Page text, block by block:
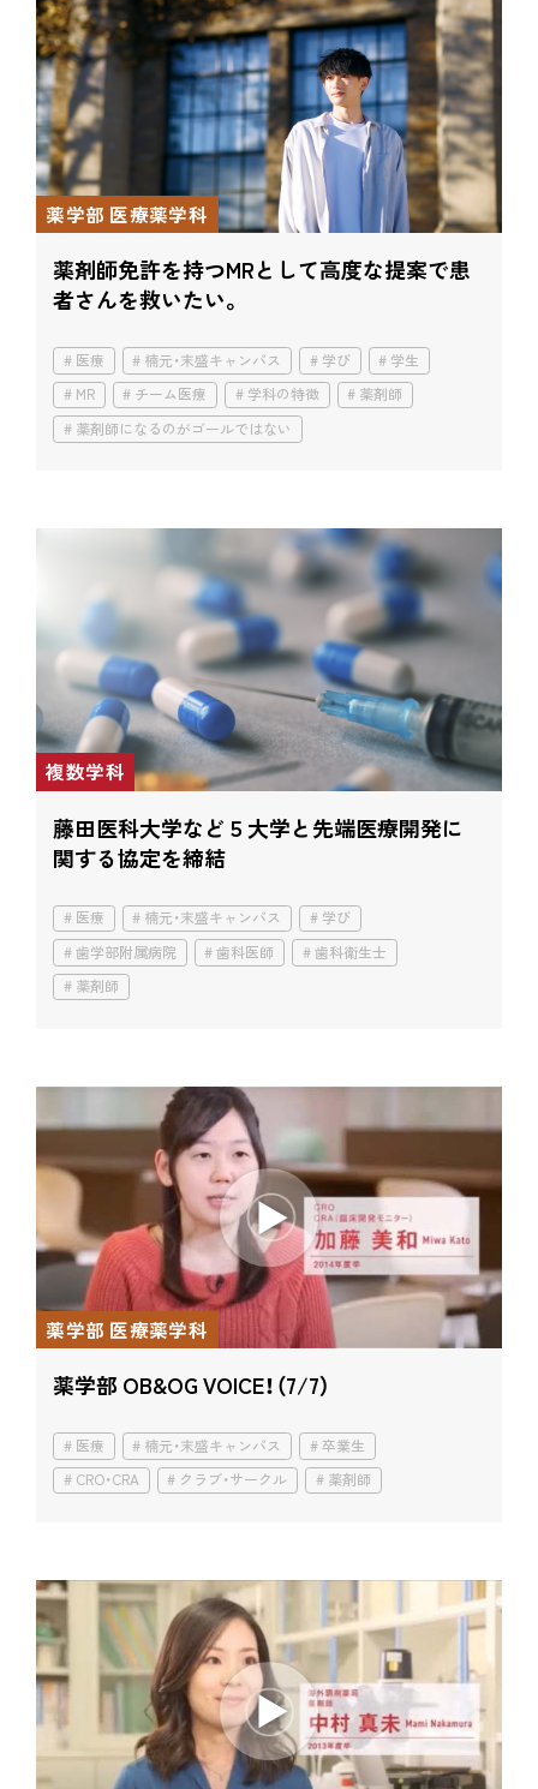
薬学部 医療薬学科
薬剤師免許を持つMRとして高度な提案で患
者さんを救いたい。
医療 楠元・末盛キャンパス 学び
学生
MR
チーム医療 学科の特徴
薬剤師
薬剤師になるのがゴールではない
複数学科
藤田医科大学など５大学と先端医療開発に
関する協定を締結
医療 楠元・末盛キャンパス
学び
歯学部附属病院
歯科医師
歯科衛生士
薬剤師
薬学部 医療薬学科
薬学部 OB&OG VOICE！（7/7）
医療 楠元・末盛キャンパス
卒業生
CRO・CRA
クラブ・サークル 薬剤師